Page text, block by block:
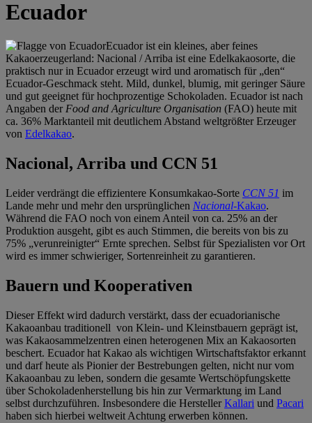
Ecuador
Ecuador ist ein kleines, aber feines
Kakaoerzeugerland: Nacional / Arriba ist eine Edelkakaosorte, die
praktisch nur in Ecuador erzeugt wird und aromatisch für „den“
Ecuador-Geschmack steht. Mild, dunkel, blumig, mit geringer Säure
und gut geeignet für hochprozentige Schokoladen. Ecuador ist nach
Angaben derFood and Agriculture Organisation (FAO) heute mit
ca. 36% Marktanteil mit deutlichem Abstand weltgrößter Erzeuger
von Edelkakao.
Nacional, Arriba und CCN 51
Leider verdrängt die effizientere Konsumkakao-Sorte CCN 51 im
Lande mehr und mehr den ursprünglichen Nacional-Kakao.
Während die FAO noch von einem Anteil von ca. 25% an der
Produktion ausgeht, gibt es auch Stimmen, die bereits von bis zu
75% „verunreinigter“ Ernte sprechen. Selbst für Spezialisten vor Ort
wird es immer schwieriger, Sortenreinheit zu garantieren.
Bauern und Kooperativen
Dieser Effekt wird dadurch verstärkt, dass der ecuadorianische
Kakaoanbau traditionell von Klein- und Kleinstbauern geprägt ist,
was Kakaosammelzentren einen heterogenen Mix an Kakaosorten
beschert. Ecuador hat Kakao als wichtigen Wirtschaftsfaktor erkannt
und darf heute als Pionier der Bestrebungen gelten, nicht nur vom
Kakaoanbau zu leben, sondern die gesamte Wertschöpfungskette
über Schokoladenherstellung bis hin zur Vermarktung im Land
selbst durchzuführen. Insbesondere die HerstellerKallari und Pacari
haben sich hierbei weltweit Achtung erwerben können.